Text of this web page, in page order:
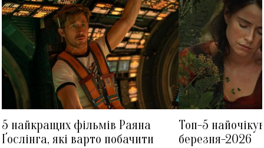
5 найкращих фільмів Раяна
Ґослінга, які варто побачити
Топ-5
березня-2026